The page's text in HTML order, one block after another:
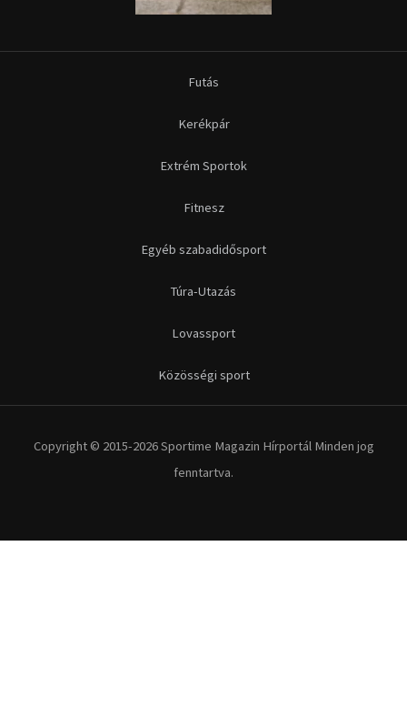
Futás
Kerékpár
Extrém Sportok
Fitnesz
Egyéb szabadidősport
Túra-Utazás
Lovassport
Közösségi sport
Copyright © 2015-2026 Sportime Magazin Hírportál Minden jog
fenntartva.